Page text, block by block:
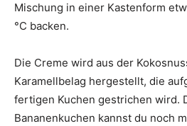
Mischung in einer Kastenform
°C backen.
Die Creme wird aus der
Karamellbelag hergestellt, die
fertigen Kuchen gestrichen wird.
Bananenkuchen kannst du noch